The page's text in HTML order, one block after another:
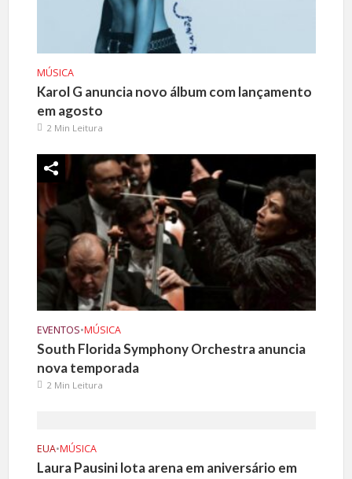
MÚSICA
Karol G anuncia novo álbum com lançamento
em agosto
2 Min Leitura
EVENTOS•MÚSICA
South Florida Symphony Orchestra anuncia
nova temporada
2 Min Leitura
EUA•MÚSICA
Laura Pausini lota arena em aniversário em